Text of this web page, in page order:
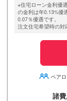
※住宅ローン金利優
の金利は年0.13%優
0.07％優遇です。
注文住宅希望時の対
ペア
諸